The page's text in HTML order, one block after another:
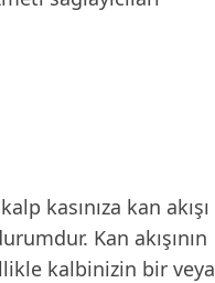
kasınıza kan akışı
Kan akışının
kalbinizin bir veya